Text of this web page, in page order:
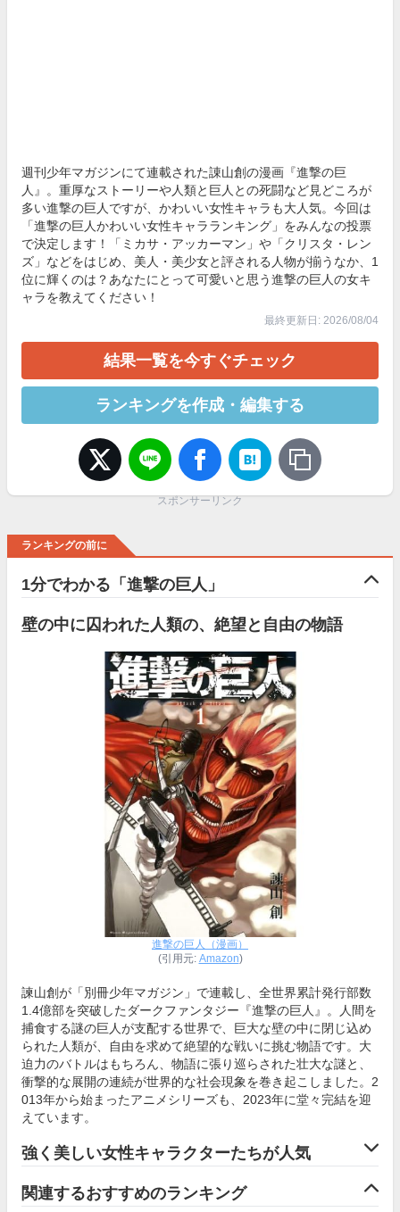
週刊少年マガジンにて連載された諌山創の漫画『進撃の巨
人』。重厚なストーリーや人類と巨人との死闘など見どころが
多い進撃の巨人ですが、かわいい女性キャラも大人気。今回は
「進撃の巨人かわいい女性キャラランキング」をみんなの投票
で決定します！「ミカサ・アッカーマン」や「クリスタ・レン
ズ」などをはじめ、美人・美少女と評される人物が揃うなか、1
位に輝くのは？あなたにとって可愛いと思う進撃の巨人の女キ
ャラを教えてください！
最終更新日: 2026/08/04
結果一覧を今すぐチェック
ランキングを作成・編集する
スポンサーリンク
ランキングの前に
1分でわかる「進撃の巨人」
壁の中に囚われた人類の、絶望と自由の物語
進撃の巨人（漫画）
(引用元: Amazon)
諫山創が「別冊少年マガジン」で連載し、全世界累計発行部数
1.4億部を突破したダークファンタジー『進撃の巨人』。人間を
捕食する謎の巨人が支配する世界で、巨大な壁の中に閉じ込め
られた人類が、自由を求めて絶望的な戦いに挑む物語です。大
迫力のバトルはもちろん、物語に張り巡らされた壮大な謎と、
衝撃的な展開の連続が世界的な社会現象を巻き起こしました。2
013年から始まったアニメシリーズも、2023年に堂々完結を迎
えています。
強く美しい女性キャラクターたちが人気
関連するおすすめのランキング